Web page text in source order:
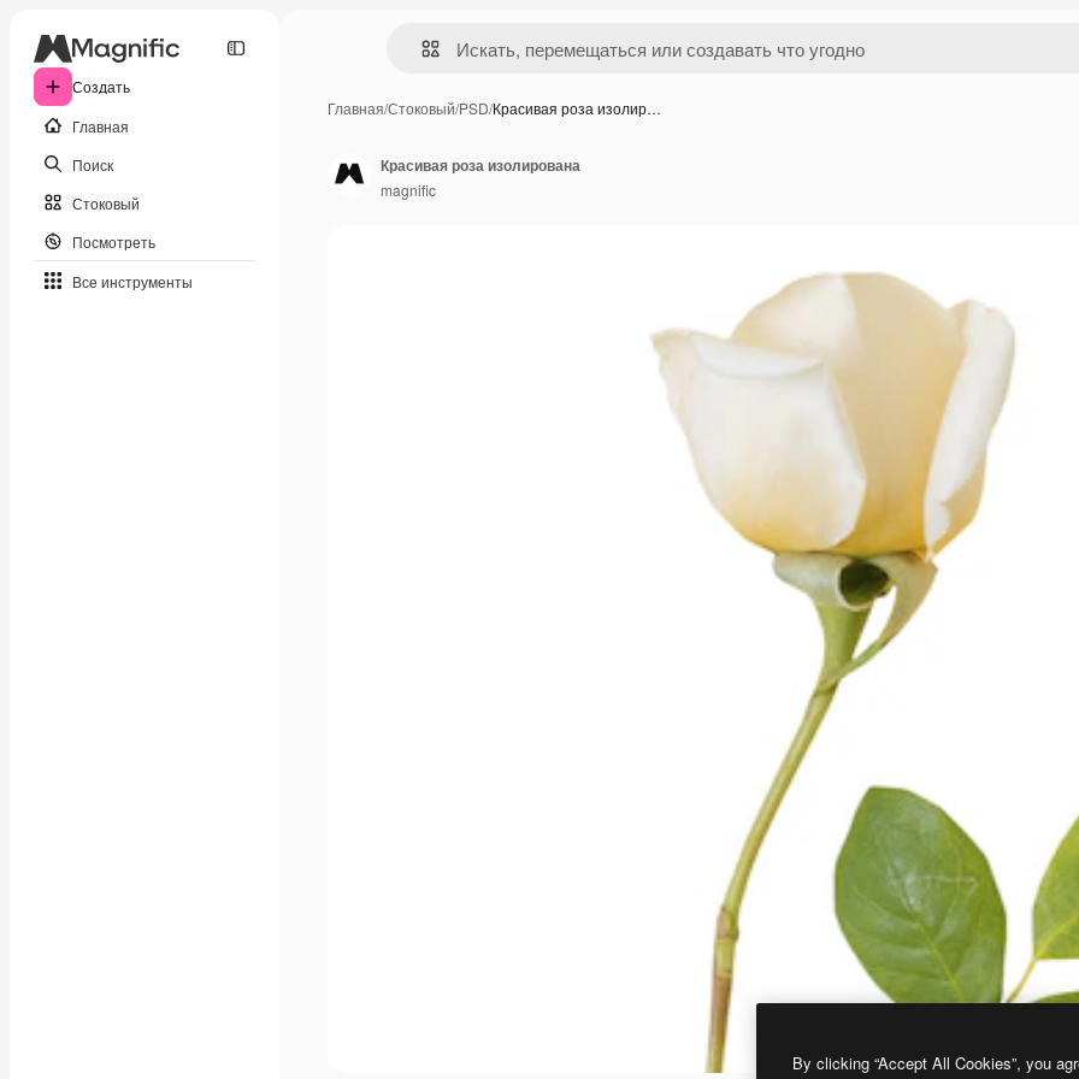
Создать
Главная
Поиск
Стоковый
Посмотреть
Все инструменты
Главная/Стоковый/PSD/Красивая роза изолир…
Красивая роза изолирована
magnific
By clicking “Accept All Cookies”, you